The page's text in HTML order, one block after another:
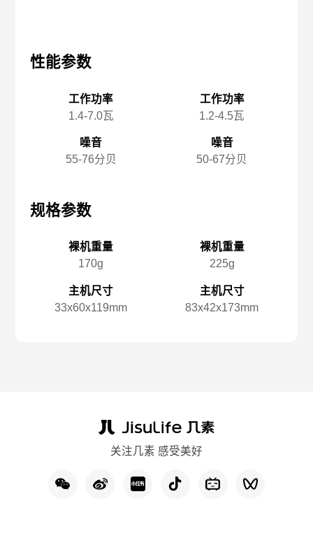
性能参数
工作功率
1.4-7.0瓦
噪音
55-76分贝
规格参数
裸机重量
170g
主机尺寸
33x️60x️119mm
工作功率
1.2-4.5瓦
噪音
50-67分贝
裸机重量
225g
主机尺寸
83x️42x️173mm
关注几素 感受美好